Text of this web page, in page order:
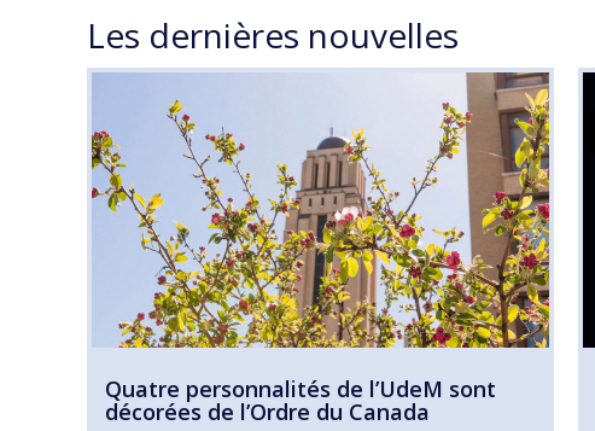
Les dernières nouvelles
Quatre personnalités de l’UdeM sont
décorées de l’Ordre du Canada